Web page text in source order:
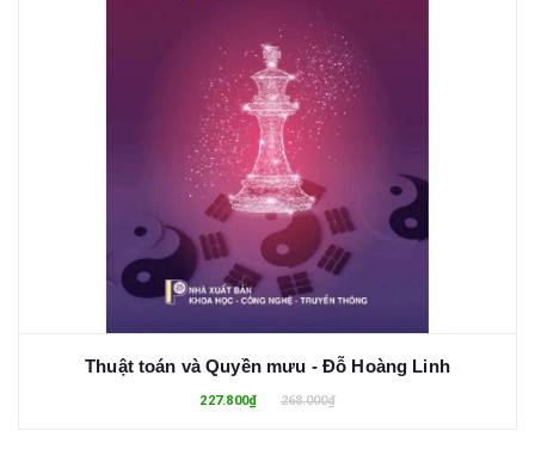
Thuật toán và Quyền mưu - Đỗ Hoàng Linh
227.800₫ 268.000₫